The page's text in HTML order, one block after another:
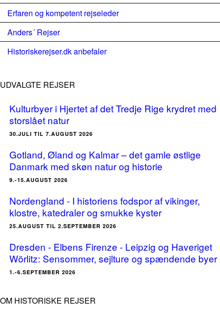
Erfaren og kompetent rejseleder
Anders´ Rejser
Historiskerejser.dk anbefaler
UDVALGTE REJSER
Kulturbyer i Hjertet af det Tredje Rige krydret med
storslået natur
30.JULI TIL 7.AUGUST 2026
Gotland, Øland og Kalmar – det gamle østlige
Danmark med skøn natur og historie
9.-15.AUGUST 2026
Nordengland - I historiens fodspor af vikinger,
klostre, katedraler og smukke kyster
25.AUGUST TIL 2.SEPTEMBER 2026
Dresden - Elbens Firenze - Leipzig og Haveriget
Wörlitz: Sensommer, sejlture og spændende byer
1.-6.SEPTEMBER 2026
OM HISTORISKE REJSER